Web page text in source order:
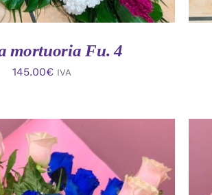
mortuoria Fu. 4
145.00€ IVA